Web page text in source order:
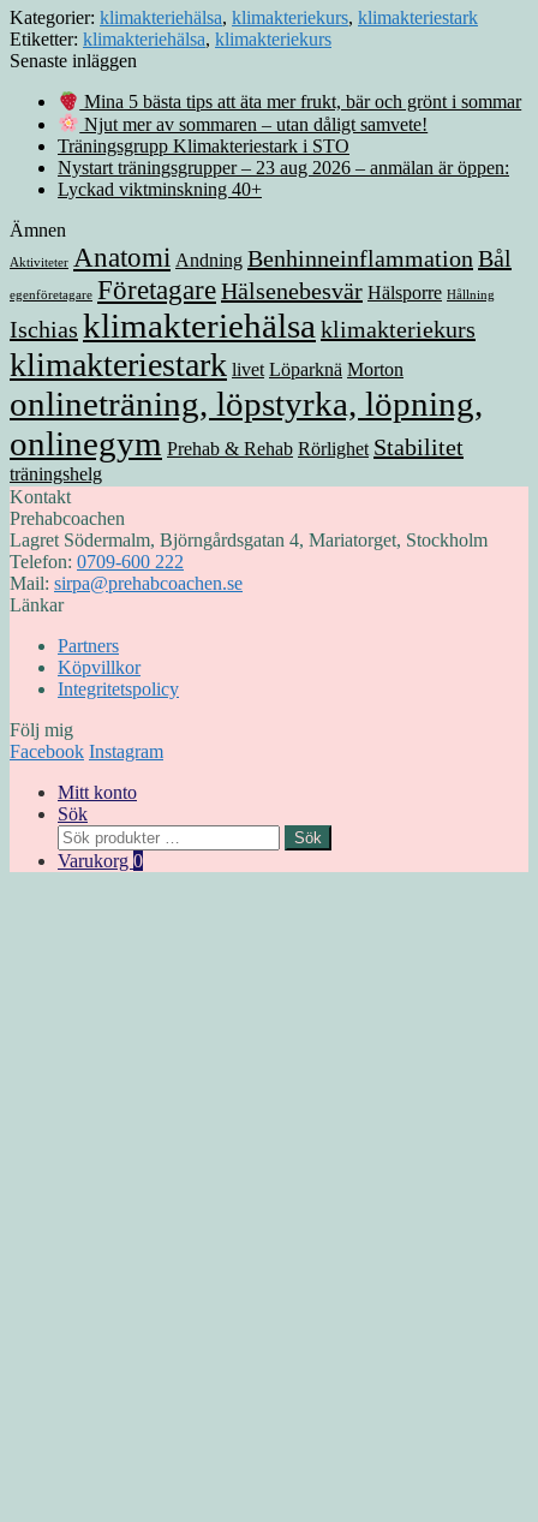
Kategorier: klimakteriehälsa, klimakteriekurs, klimakteriestark
Etiketter: klimakteriehälsa, klimakteriekurs
Senaste inläggen
Mina 5 bästa tips att äta mer frukt, bär och grönt i sommar
Njut mer av sommaren – utan dåligt samvete!
Träningsgrupp Klimakteriestark i STO
Nystart träningsgrupper – 23 aug 2026 – anmälan är öppen:
Lyckad viktminskning 40+
Ämnen
Aktiviteter Anatomi Andning Benhinneinflammation Bål
egenföretagare FöretagareHälsenebesvär Hälsporre Hållning
Ischias klimakteriehälsa klimakteriekurs
klimakteriestark livet Löparknä Morton
onlineträning, löpstyrka, löpning,
onlinegym Prehab & Rehab Rörlighet Stabilitet
träningshelg
Kontakt
Prehabcoachen
Lagret Södermalm, Björngårdsgatan 4, Mariatorget, Stockholm
Telefon: 0709-600 222
Mail: sirpa@prehabcoachen.se
Länkar
Partners
Köpvillkor
Integritetspolicy
Följ mig
Facebook Instagram
Mitt konto
Sök
Sök
efter:
Sök
Varukorg 0